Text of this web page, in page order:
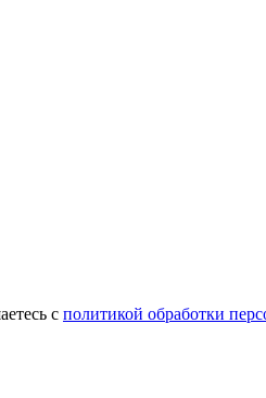
с политикой обработки